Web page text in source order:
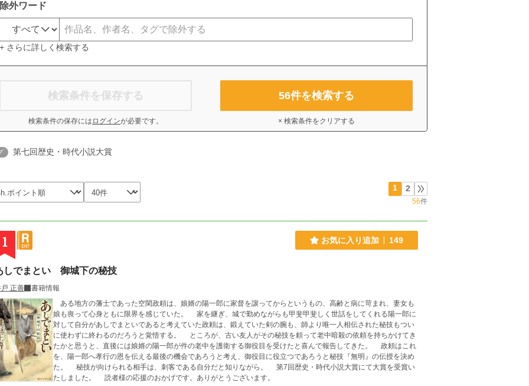
除外ワード
+ さらに詳しく検索する
検索条件を保存する
検索条件の保存には ログインが必要です。
56件を検索する
× 検索条件をクリアする
第七回歴史・時代小説大賞
1 2
56件
1 お気に入り追加 149
しでまとい 御城下の秘技
正善
書籍情報
ある地方の藩士であった空閑政頼は、娘婿の陽一郎に家督を譲ってからというもの、高齢と病に苛まれ、妻女も
娘も喪って心身ともに限界を感じていた。 家を継ぎ、城で勤めながらも甲斐甲斐しく世話をしてくれる陽一郎に
対して自分があしでまといであると考えていた政頼は、鍛えていた剣の腕も、師より唯一人相伝された秘技もつい
に使わずに終わるのだろうと覚悟する。 ところが、古い友人がその秘技を頼って老中暗殺の依頼を持ちかけてき
たかと思うと、直後には娘婿の陽一郎が件の老中を護衛する御役目を受けたと喜んで報告してきた。 政頼はこれ
を、陽一郎へ孝行の恩を伝える最後の機会であろうと考え、御役目に役立つであろうと秘技『無明』の伝授を決め
た。 秘技が向けられる相手は、刺客である自分だと知りながら。 第7回歴史・時代小説大賞にて大賞を受賞い
たしました。 読者様の応援のおかげです。ありがとうございます。